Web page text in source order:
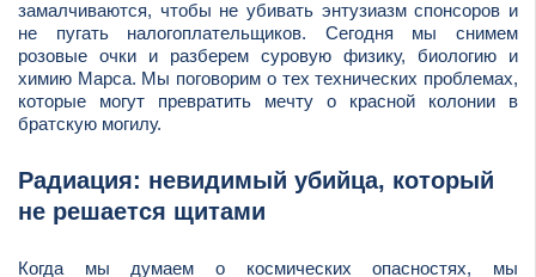
замалчиваются, чтобы не убивать энтузиазм спонсоров и
не пугать налогоплательщиков. Сегодня мы снимем
розовые очки и разберем суровую физику, биологию и
химию Марса. Мы поговорим о тех технических проблемах,
которые могут превратить мечту о красной колонии в
братскую могилу.
Радиация: невидимый убийца, который
не решается щитами
Когда мы думаем о космических опасностях, мы